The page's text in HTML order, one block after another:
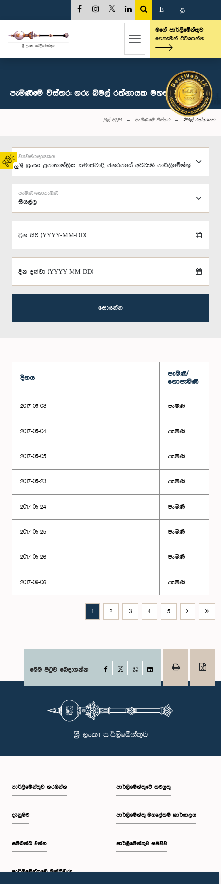
02
E த
මගේ පාර්ලිමේන්තුව
මෙතැනින් පිවිසෙන්න
පැමිණීමේ විස්තර: ගරු බිමල් රත්නායක මහතා, පා.ම.
මුල් පිටුව පැමිණීමේ විස්තර බිමල් රත්නායක
ව්‍යවස්ථාදායකය
පැමිණි/නොපැමිණි
දින සිට (YYYY-MM-DD)
දින දක්වා (YYYY-MM-DD)
සොයන්න
දිනය
පැමිණි/
නොපැමිණි
2017-05-03 පැමිණි
2017-05-04 පැමිණි
2017-05-05 පැමිණි
2017-05-23 පැමිණි
2017-05-24 පැමිණි
2017-05-25 පැමිණි
2017-05-26 පැමිණි
2017-06-06 පැමිණි
1 2 3 4 5
මෙම පිටුව බෙදාගන්න Facebook
WhatsAppLinkedIn
පාර්ලි‌මේන්තුව නරඹන්න
දැනුමට
සම්බන්ධ වන්න
පාර්ලි‌මේන්තුවේ මන්ත්‍රීවරු
පාර්ලිමේන්තුවේ කටයුතු
පාර්ලිමේන්තු මහලේකම් කාර්යාලය
පාර්ලිමේන්තුව සජීවීව